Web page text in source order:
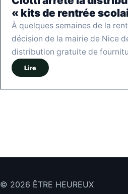
« kits de rentrée
À quelques semaines de la
décision de la mairie de Nice
distribution gratuite de
Lire
© 2026 ÊTRE HEUREUX